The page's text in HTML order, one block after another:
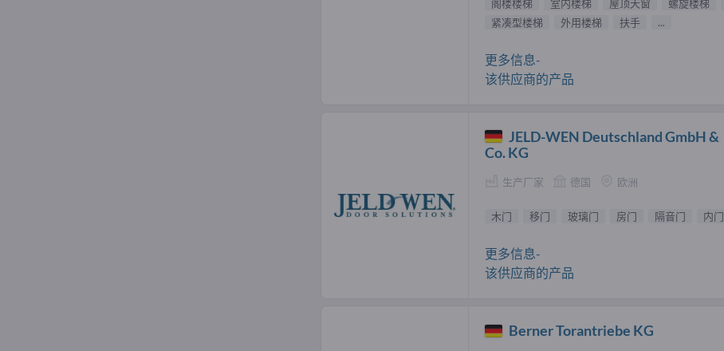
阁楼楼梯 室内楼梯 屋顶天窗 螺旋楼梯
紧凑型楼梯
外用楼梯 扶手 ...
更多信息-
该供应商的产品
JELD-WEN Deutschland GmbH &
Co. KG
生产厂家 德国 欧洲
木门 移门 玻璃门 房门 隔音门 内门
更多信息-
该供应商的产品
Berner Torantriebe KG